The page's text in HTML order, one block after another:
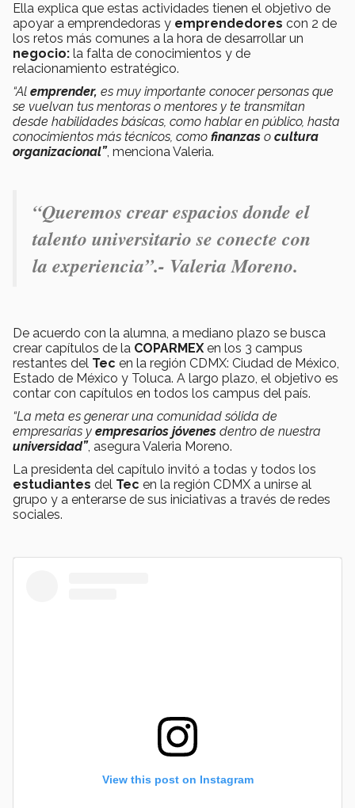
Ella explica que estas actividades tienen el objetivo de
apoyar a emprendedoras y emprendedores con 2 de
los retos más comunes a la hora de desarrollar un
negocio: la falta de conocimientos y de
relacionamiento estratégico.
“Al emprender, es muy importante conocer personas que
se vuelvan tus mentoras o mentores y te transmitan
desde habilidades básicas, como hablar en público, hasta
conocimientos más técnicos, como finanzas o cultura
organizacional”, menciona Valeria.
“Queremos crear espacios donde el
talento universitario se conecte con
la experiencia”.- Valeria Moreno.
De acuerdo con la alumna, a mediano plazo se busca
crear capítulos de la COPARMEXen los 3 campus
restantes del Tec en la región CDMX: Ciudad de México,
Estado de México y Toluca. A largo plazo, el objetivo es
contar con capítulos en todos los campus del país.
“La meta es generar una comunidad sólida de
empresarias y empresarios jóvenes dentro de nuestra
universidad”, asegura Valeria Moreno.
La presidenta del capítulo invitó a todas y todos los
estudiantes del Tec en la región CDMX a unirse al
grupo y a enterarse de sus iniciativas a través de redes
sociales.
View this post on Instagram